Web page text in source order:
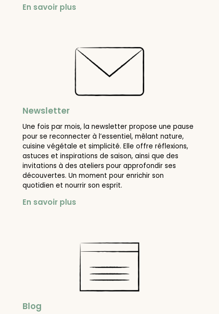
En savoir plus
Newsletter
Une fois par mois, la newsletter propose une pause
pour se reconnecter à l’essentiel, mêlant nature,
cuisine végétale et simplicité. Elle offre réflexions,
astuces et inspirations de saison, ainsi que des
invitations à des ateliers pour approfondir ses
découvertes. Un moment pour enrichir son
quotidien et nourrir son esprit.
En savoir plus
Blog